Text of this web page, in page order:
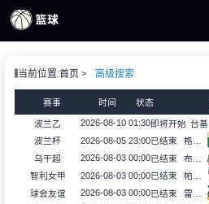
播
闻
当前位置:首页 高级搜索
赛事 时间 状态
波兰乙 2026-08-10 01:30即将开始 台基
波兰杯
2026-08-05 23:00已结束
乌干超
2026-08-03 00:00已结束
智利女甲
2026-08-03 00:00已结束
球会友谊
2026-08-03 00:00已结束